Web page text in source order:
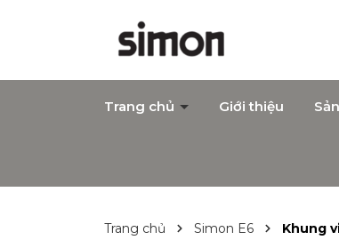
Trang chủ Giới thiệu
Trang chủ Simon E6 Khung